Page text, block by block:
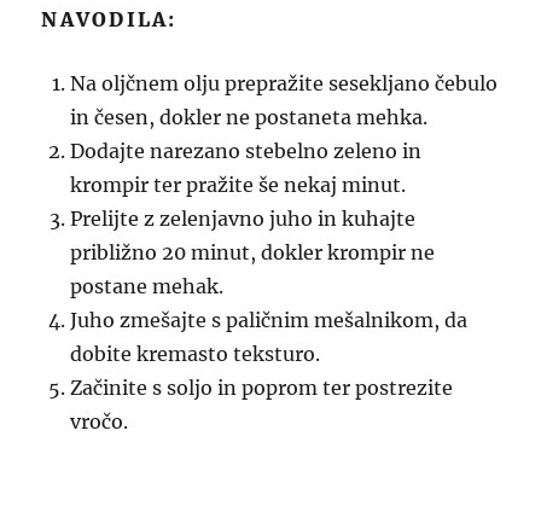
NAVODILA:
Na oljčnem olju prepražite sesekljano čebulo
in česen, dokler ne postaneta mehka.
Dodajte narezano stebelno zeleno in
krompir ter pražite še nekaj minut.
Prelijte z zelenjavno juho in kuhajte
približno 20 minut, dokler krompir ne
postane mehak.
Juho zmešajte s paličnim mešalnikom, da
dobite kremasto teksturo.
Začinite s soljo in poprom ter postrezite
vročo.